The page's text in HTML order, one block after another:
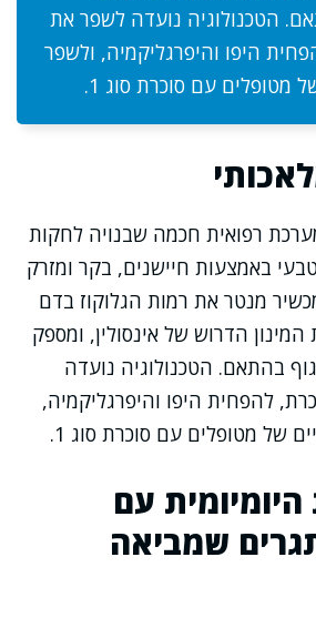
הטכנולוגיה נועדה לשפר את
היפו והיפרגליקמיה, ולשפר
מטופלים עם סוכרת סוג 1.
רפואית חכמה שבנויה לחקות
באמצעות חיישנים, בקר ומזרק
מנטר את רמות הגלוקוז בדם
הדרוש של אינסולין, ומספק
בהתאם. הטכנולוגיה נועדה
להפחית היפו והיפרגליקמיה,
של מטופלים עם סוכרת סוג 1.
עם
שמביאה